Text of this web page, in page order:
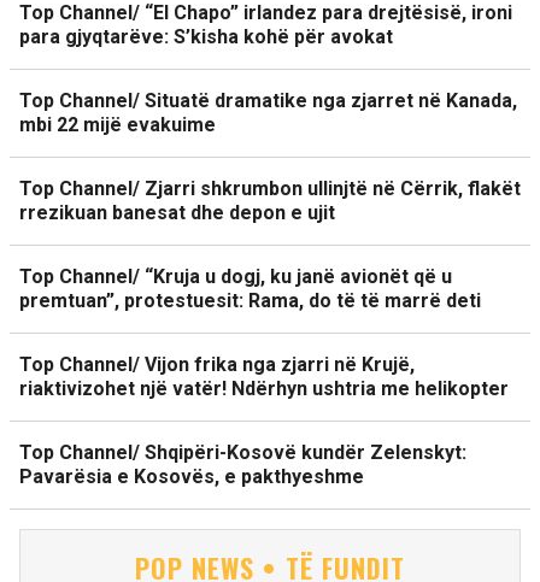
Top Channel/ “El Chapo” irlandez para drejtësisë, ironi
para gjyqtarëve: S’kisha kohë për avokat
Top Channel/ Situatë dramatike nga zjarret në Kanada,
mbi 22 mijë evakuime
Top Channel/ Zjarri shkrumbon ullinjtë në Cërrik, flakët
rrezikuan banesat dhe depon e ujit
Top Channel/ “Kruja u dogj, ku janë avionët që u
premtuan”, protestuesit: Rama, do të të marrë deti
Top Channel/ Vijon frika nga zjarri në Krujë,
riaktivizohet një vatër! Ndërhyn ushtria me helikopter
Top Channel/ Shqipëri-Kosovë kundër Zelenskyt:
Pavarësia e Kosovës, e pakthyeshme
POP NEWS • TË FUNDIT